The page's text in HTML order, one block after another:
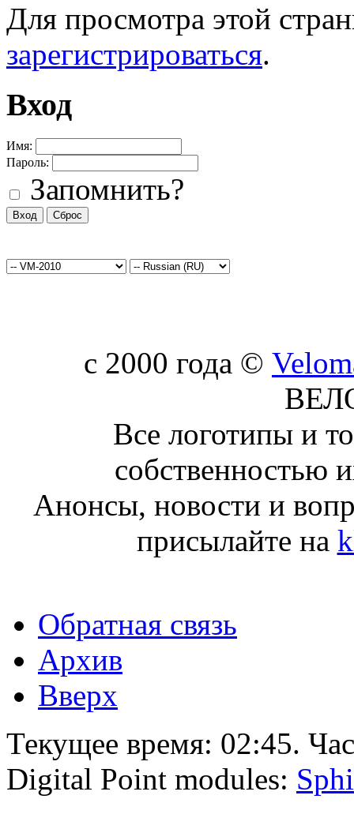
Для просмотра этой
зарегистрироваться.
Вход
Имя:
Пароль:
Запомнить?
c 2000 года ©
Все логотипы и
собственностью
Анонсы, новости и
присылайте на
Обратная связь
Архив
Вверх
Текущее время: 02:45.
Digital Point modules: